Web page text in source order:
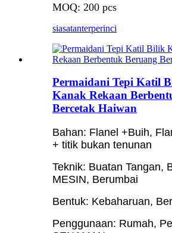
MOQ: 200 pcs
siasatanterperinci
Permaidani Tepi Katil
Kanak Rekaan
Bercetak Haiwan
Bahan: Flanel +Buih,
+ titik bukan tenunan
Teknik: Buatan Tangan,
MESIN, Berumbai
Bentuk: Kebaharuan,
Penggunaan: Rumah,